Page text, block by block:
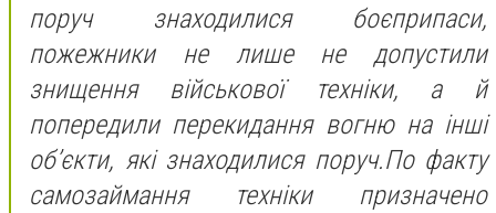
поруч знаходилися боєприпаси,
пожежники не лише не допустили
знищення військової техніки, а й
попередили перекидання вогню на інші
об’єкти, які знаходилися поруч.По факту
самозаймання техніки призначено